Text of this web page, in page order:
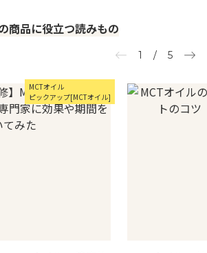
商品に役立つ読みもの
1 / 5
MCTオイル
ピックアップ[MCTオイル]